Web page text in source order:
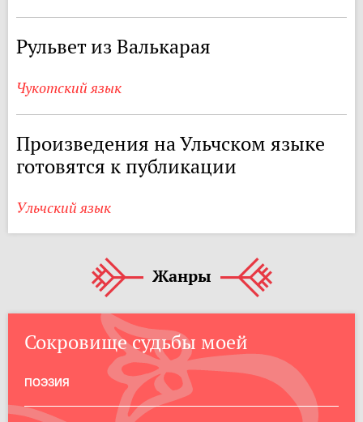
Рульвет из Валькарая
Чукотский язык
Произведения на Ульчском языке
готовятся к публикации
Ульчский язык
Жанры
Сокровище судьбы моей
ПОЭЗИЯ